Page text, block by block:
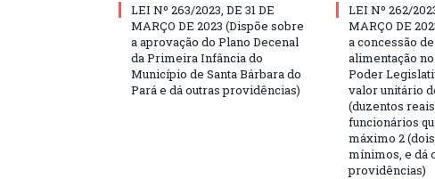
LEI Nº 263/2023, DE 31 DE
MARÇO DE 2023 (Dispõe sobre
a aprovação do Plano Decenal
da Primeira Infância do
Município de Santa Bárbara do
Pará e dá outras providências)
LEI Nº 262/
MARÇO DE
a concessão
alimentação
Poder
valor unitário
(duzentos
funcionários
máximo 2
mínimos, e dá
providências)